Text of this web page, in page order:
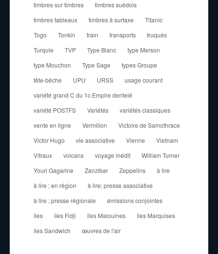
timbres sur timbres
timbres suédois
timbres tableaux
timbres à surtaxe
Titanic
Togo
Tonkin train transports
truqués
Turquie
TVP Type Blanc
type Merson
type Mouchon
Type Sage
types Groupe
tête-bêche
UPU URSS
usage courant
variété grand C du 1c Empire dentelé
variété POSTFS
Variétés
variétés classiques
vente en ligne
Vermillon
Victoire de Samothrace
Victor Hugo
vie associative Vienne
Vietnam
Vitraux
volcans voyage inédit
William Turner
Youri Gagarine
Zanzibar Zeppelins
à lire
à lire ; en région
à lire; presse associative
à lire ; presse régionale
émissions conjointes
îles
îles Fidji îles Malouines
îles Marquises
îles Sandwich
œuvres de l'air